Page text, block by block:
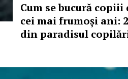
Cum se bucură
cei mai frumoși ani:
din paradisul